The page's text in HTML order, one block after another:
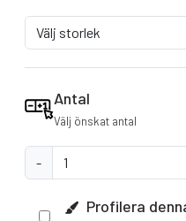
Antal
Välj önskat antal
-
Profilera